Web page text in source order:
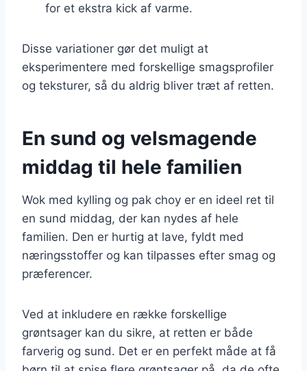
for et ekstra kick af varme.
Disse variationer gør det muligt at
eksperimentere med forskellige smagsprofiler
og teksturer, så du aldrig bliver træt af retten.
En sund og velsmagende
middag til hele familien
Wok med kylling og pak choy er en ideel ret til
en sund middag, der kan nydes af hele
familien. Den er hurtig at lave, fyldt med
næringsstoffer og kan tilpasses efter smag og
præferencer.
Ved at inkludere en række forskellige
grøntsager kan du sikre, at retten er både
farverig og sund. Det er en perfekt måde at få